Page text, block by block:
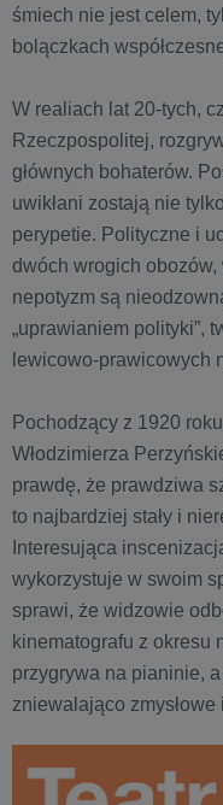
śmiech nie jest celem,
bolączkach
W realiach lat 20-tych,
Rzeczpospolitej,
głównych bohaterów.
uwikłani zostają nie
perypetie. Polityczne i
dwóch wrogich obozów,
nepotyzm są
„uprawianiem polityki”,
lewicowo-prawicowych
Pochodzący z 1920
Włodzimierza
prawdę, że prawdziwa
to najbardziej stały i
Interesująca
wykorzystuje w swoim
sprawi, że widzowie
kinematografu z okresu
przygrywa na pianinie,
zniewalająco